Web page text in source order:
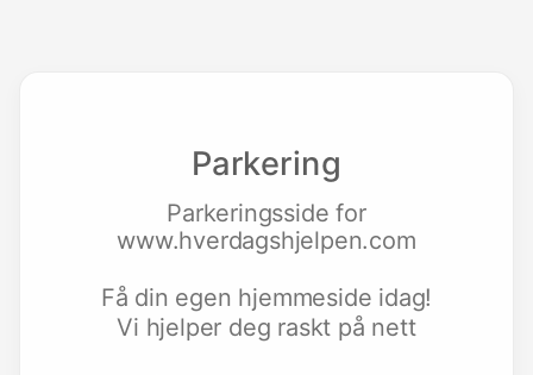
Parkering
Parkeringsside for
www.hverdagshjelpen.com
Få din egen hjemmeside idag!
Vi hjelper deg raskt på nett